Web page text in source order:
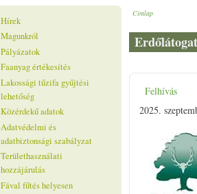
Jelenlegi hely
Címlap
Felhívás
2025.
Hírek
Magunkról
Pályázatok
Faanyag értékesítés
Lakossági tűzifa gyűjtési
lehetőség
Közérdekű adatok
Adatvédelmi és
adatbiztonsági szabályzat
Területhasználati
hozzájárulás
Fával fűtés helyesen